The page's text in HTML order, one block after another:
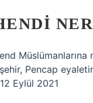
Pencap
Eylül 2021